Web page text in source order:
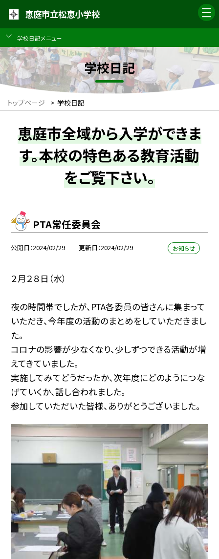
恵庭市立松恵小学校
学校日記メニュー
学校日記
トップページ > 学校日記
恵庭市全域から入学ができま
す。本校の特色ある教育活動
をご覧下さい。
PTA常任委員会
公開日 2024/02/29 更新日 2024/02/29 お知らせ
２月２８日（水）
夜の時間帯でしたが、PTA各委員の皆さんに集まって
いただき、今年度の活動のまとめをしていただきまし
た。
コロナの影響が少なくなり、少しずつできる活動が増
えてきていました。
実施してみてどうだったか、次年度にどのようにつな
げていくか、話し合われました。
参加していただいた皆様、ありがとうございました。